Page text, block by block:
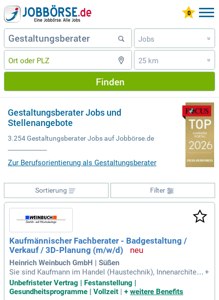
Jobs »
25 km »
Finden
Gestaltungsberater Jobs und
Stellenangebote
3.254 Gestaltungsberater Jobs auf Jobbörse.de
Zur Berufsorientierung als Gestaltungsberater
Filter
Sortierung
Kaufmännischer Fachberater - Badgestaltung /
Verkauf / 3D-Planung (m/w/d)
Heinrich Weinbuch GmbH | Süßen
Sie sind Kaufmann im Handel (Haustechnik), Innenarchitekt
oder Anlagenmechaniker (SHK) mit kaufmännischer Erfahru
ng? Wenn Sie bereits Berufserfahrung in der Bad- und Sanitä
+
Unbefristeter Vertrag | Festanstellung |
Gesundheitsprogramme | Vollzeit
+ weitere Benefits